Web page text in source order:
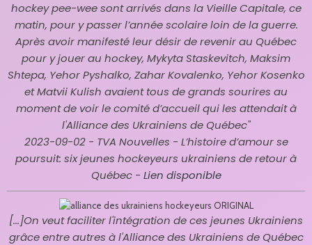
hockey pee-wee sont arrivés dans la Vieille Capitale, ce
matin, pour y passer l’année scolaire loin de la guerre.
Après avoir manifesté leur désir de revenir au Québec
pour y jouer au hockey, Mykyta Staskevitch, Maksim
Shtepa, Yehor Pyshalko, Zahar Kovalenko, Yehor Kosenko
et Matvii Kulish avaient tous de grands sourires au
moment de voir le comité d’accueil qui les attendait à
l'Alliance des Ukrainiens de Québec"
2023-09-02 - TVA Nouvelles - L’histoire d’amour se
poursuit: six jeunes hockeyeurs ukrainiens de retour à
Québec - Lien disponible
[...]On veut faciliter l'intégration de ces jeunes Ukrainiens
grâce entre autres à l'Alliance des Ukrainiens de Québec